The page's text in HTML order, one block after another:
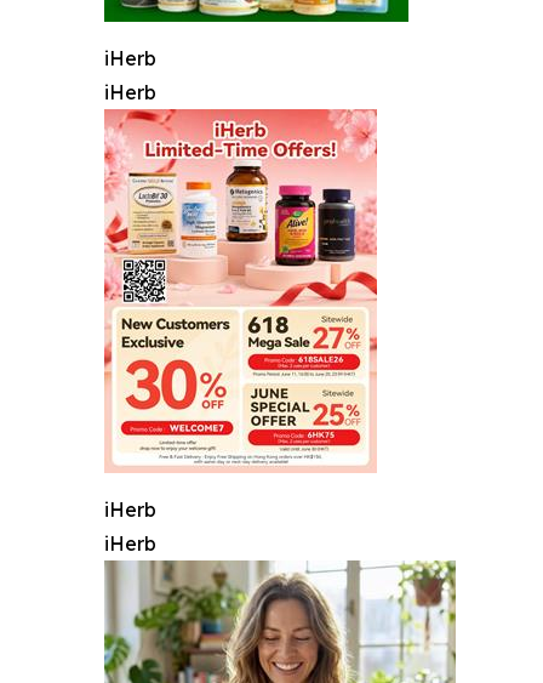
iHerb
iHerb
iHerb
iHerb